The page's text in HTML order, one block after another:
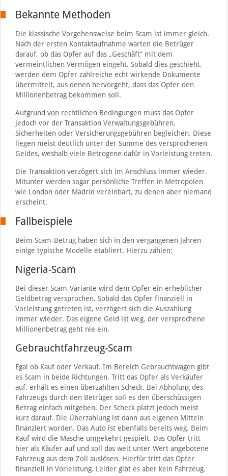
Bekannte Methoden
Die klassische Vorgehensweise beim Scam ist immer gleich.
Nach der ersten Kontaktaufnahme warten die Betrüger
darauf, ob das Opfer auf das „Geschäft“ mit dem
vermeintlichen Vermögen eingeht. Sobald dies geschieht,
werden dem Opfer zahlreiche echt wirkende Dokumente
übermittelt, aus denen hervorgeht, dass das Opfer den
Millionenbetrag bekommen soll.
Aufgrund von rechtlichen Bedingungen muss das Opfer
jedoch vor der Transaktion Verwaltungsgebühren,
Sicherheiten oder Versicherungsgebühren begleichen. Diese
liegen meist deutlich unter der Summe des versprochenen
Geldes, weshalb viele Betrogene dafür in Vorleistung treten.
Die Transaktion verzögert sich im Anschluss immer wieder.
Mitunter werden sogar persönliche Treffen in Metropolen
wie London oder Madrid vereinbart, zu denen aber niemand
erscheint.
Fallbeispiele
Beim Scam-Betrug haben sich in den vergangenen Jahren
einige typische Modelle etabliert. Hierzu zählen:
Nigeria-Scam
Bei dieser Scam-Variante wird dem Opfer ein erheblicher
Geldbetrag versprochen. Sobald das Opfer finanziell in
Vorleistung getreten ist, verzögert sich die Auszahlung
immer wieder. Das eigene Geld ist weg, der versprochene
Millionenbetrag geht nie ein.
Gebrauchtfahrzeug-Scam
Egal ob Kauf oder Verkauf. Im Bereich Gebrauchtwagen gibt
es Scam in beide Richtungen. Tritt das Opfer als Verkäufer
auf, erhält es einen überzahlten Scheck. Bei Abholung des
Fahrzeugs durch den Betrüger soll es den überschüssigen
Betrag einfach mitgeben. Der Scheck platzt jedoch meist
kurz darauf. Die Überzahlung ist dann aus eigenen Mitteln
finanziert worden. Das Auto ist ebenfalls bereits weg. Beim
Kauf wird die Masche umgekehrt gespielt. Das Opfer tritt
hier als Käufer auf und soll das weit unter Wert angebotene
Fahrzeug aus dem Zoll auslösen. Hierfür tritt das Opfer
finanziell in Vorleistung. Leider gibt es aber kein Fahrzeug.